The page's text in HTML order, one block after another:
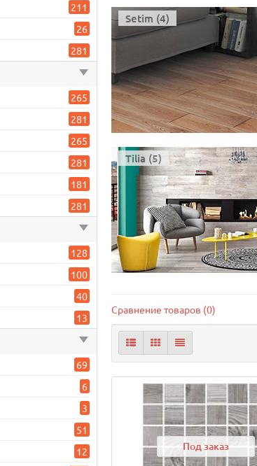
211
26
281
265
281
265
281
181
281
128
100
40
13
69
6
3
51
12
Setim (4)
Tilia (5)
Сравнение товаров (0)
Под заказ